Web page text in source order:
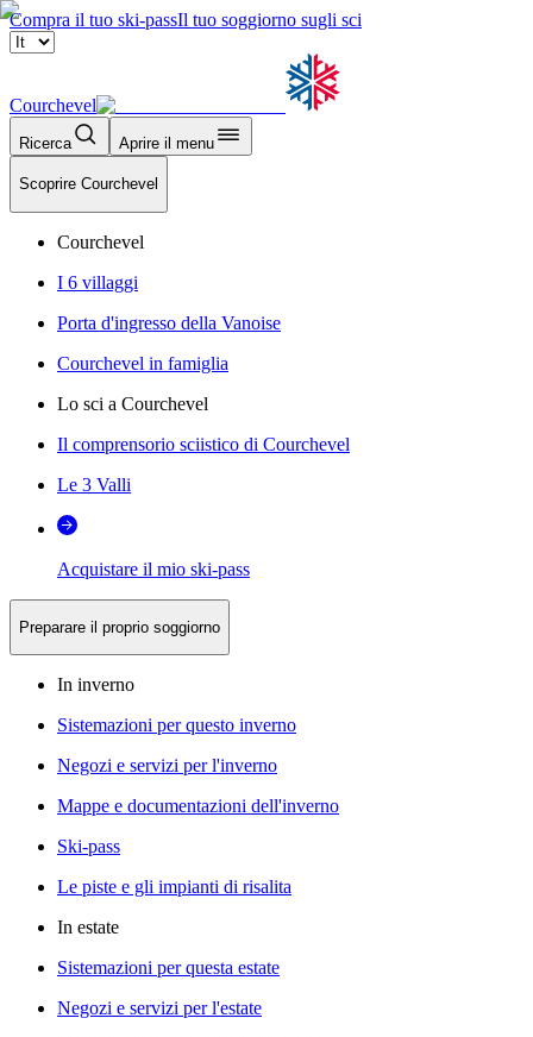
Compra il tuo ski-passIl tuo soggiorno sugli sci
Courchevel
Ricerca Aprire il menu
Scoprire Courchevel
Courchevel
I 6 villaggi
Porta d'ingresso della Vanoise
Courchevel in famiglia
Lo sci a Courchevel
Il comprensorio sciistico di Courchevel
Le 3 Valli
Acquistare il mio ski-pass
Preparare il proprio soggiorno
In inverno
Sistemazioni per questo inverno
Negozi e servizi per l'inverno
Mappe e documentazioni dell'inverno
Ski-pass
Le piste e gli impianti di risalita
In estate
Sistemazioni per questa estate
Negozi e servizi per l'estate